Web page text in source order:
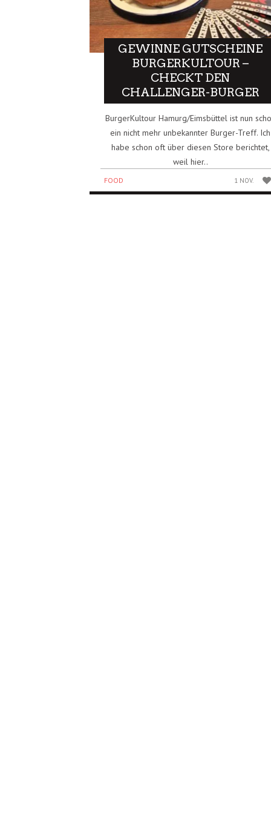
GEWINNE GUTSCHEINE
BURGERKULTOUR –
CHECKT DEN
CHALLENGER-BURGER
BurgerKultour Hamurg/Eimsbüttel ist nun
ein nicht mehr unbekannter Burger-Treff. Ich
habe schon oft über diesen Store berichtet,
weil hier..
FOOD 1 NOV.